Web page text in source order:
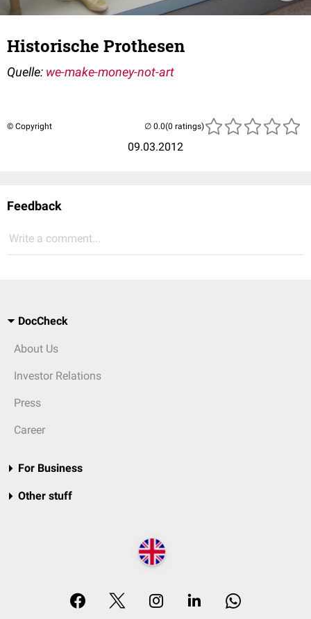
Historische Prothesen
Quelle: we-make-money-not-art
© Copyright
09.03.2012
(0 ratings)
Feedback
Write a comment...
DocCheck
About Us
Investor Relations
Press
Career
For Business
Other stuff